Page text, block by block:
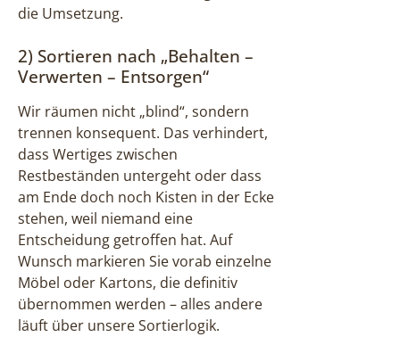
die Umsetzung.
2) Sortieren nach „Behalten –
Verwerten – Entsorgen“
Wir räumen nicht „blind“, sondern
trennen konsequent. Das verhindert,
dass Wertiges zwischen
Restbeständen untergeht oder dass
am Ende doch noch Kisten in der Ecke
stehen, weil niemand eine
Entscheidung getroffen hat. Auf
Wunsch markieren Sie vorab einzelne
Möbel oder Kartons, die definitiv
übernommen werden – alles andere
läuft über unsere Sortierlogik.